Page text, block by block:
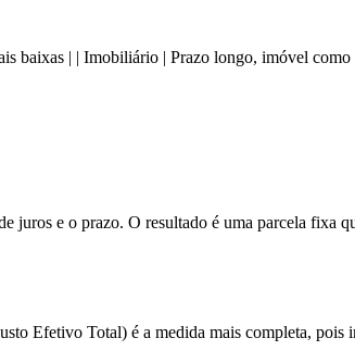
baixas | | Imobiliário | Prazo longo, imóvel
juros e o prazo. O resultado é uma parcela fixa
Efetivo Total) é a medida mais completa, pois